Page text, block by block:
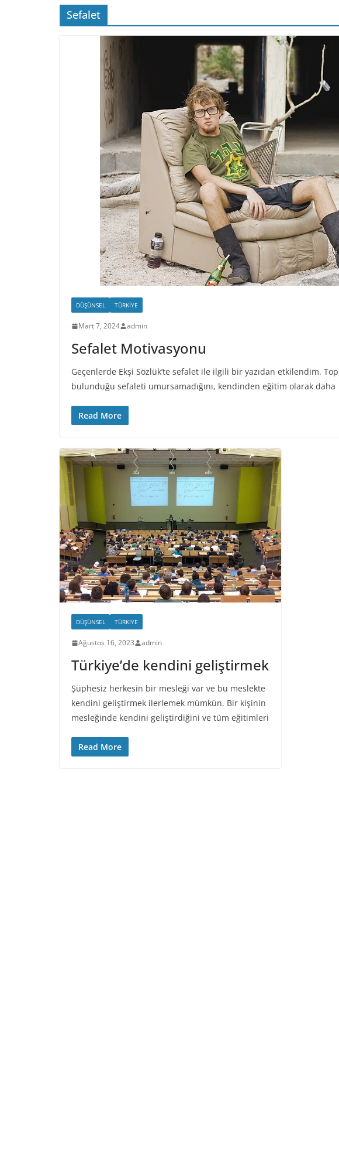
Sefalet
DÜŞÜNSEL TÜRKIYE
Mart 7, 2024 admin
Sefalet Motivasyonu
Geçenlerde Ekşi Sözlük’te sefalet ile ilgili bir yazıdan etkilendim.
bulunduğu sefaleti umursamadığını, kendinden eğitim olarak daha
Read More
DÜŞÜNSEL TÜRKIYE
Ağustos 16, 2023 admin
Türkiye’de kendini geliştirmek
Şüphesiz herkesin bir mesleği var ve bu meslekte
kendini geliştirmek ilerlemek mümkün. Bir kişinin
mesleğinde kendini geliştirdiğini ve tüm eğitimleri
Read More